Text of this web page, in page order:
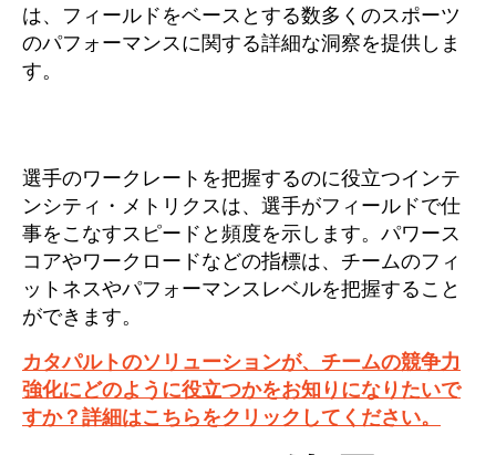
は、フィールドをベースとする数多くのスポーツ
のパフォーマンスに関する詳細な洞察を提供しま
す。
選手のワークレートを把握するのに役立つインテ
ンシティ・メトリクスは、選手がフィールドで仕
事をこなすスピードと頻度を示します。パワース
コアやワークロードなどの指標は、チームのフィ
ットネスやパフォーマンスレベルを把握すること
ができます。
カタパルトのソリューションが、チームの競争力
強化にどのように役立つかをお知りになりたいで
すか？詳細はこちらをクリックしてください。